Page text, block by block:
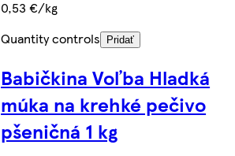
0,53 €/kg
Quantity controls
Pridať
Babičkina Voľba Hladká
múka na krehké pečivo
pšeničná 1 kg